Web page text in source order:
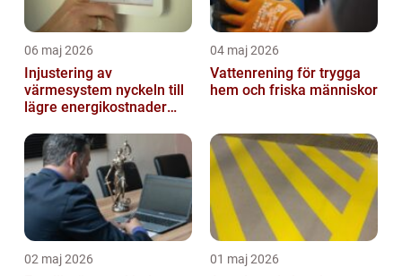
06 maj 2026
Injustering av
värmesystem nyckeln till
lägre energikostnader
inomhusklimat
04 maj 2026
Vattenrening för trygga
hem och friska människor
02 maj 2026 01 maj 2026